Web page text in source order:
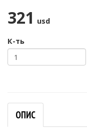
321 usd
К-ть
ОПИС